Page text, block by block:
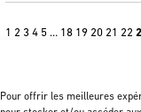
Pour offrir les meilleures
1 2 3 4 5 … 18 19 20 21 22